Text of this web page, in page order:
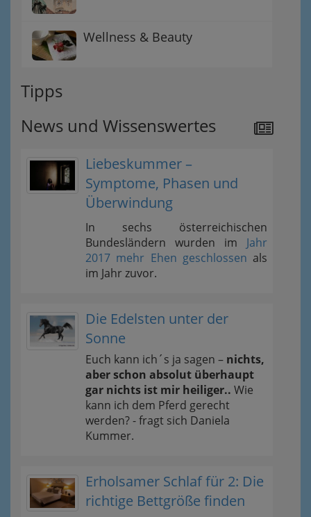
Wellness & Beauty
Tipps
News und Wissenswertes
Liebeskummer –
Symptome, Phasen und
Überwindung
In sechs österreichischen
Bundesländern wurden im Jahr
2017 mehr Ehen geschlossen als
im Jahr zuvor.
Die Edelsten unter der
Sonne
Euch kann ich´s ja sagen – nichts,
aber schon absolut überhaupt
gar nichts ist mir heiliger.. Wie
kann ich dem Pferd gerecht
werden? - fragt sich Daniela
Kummer.
Erholsamer Schlaf für 2: Die
richtige Bettgröße finden